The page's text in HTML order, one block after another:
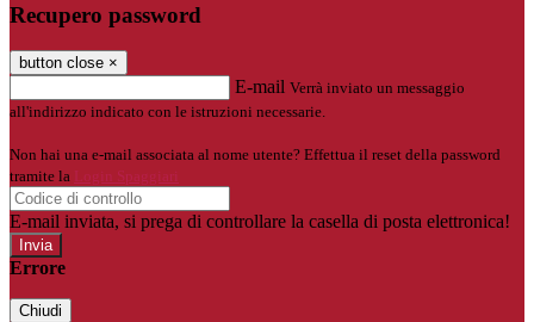
Recupero password
button close ×
E-mail Verrà inviato un messaggio
all'indirizzo indicato con le istruzioni necessarie.
Non hai una e-mail associata al nome utente? Effettua il reset della password
tramite la
Login Spaggiari
E-mail inviata, si prega di controllare la casella di posta elettronica!
Errore
Chiudi